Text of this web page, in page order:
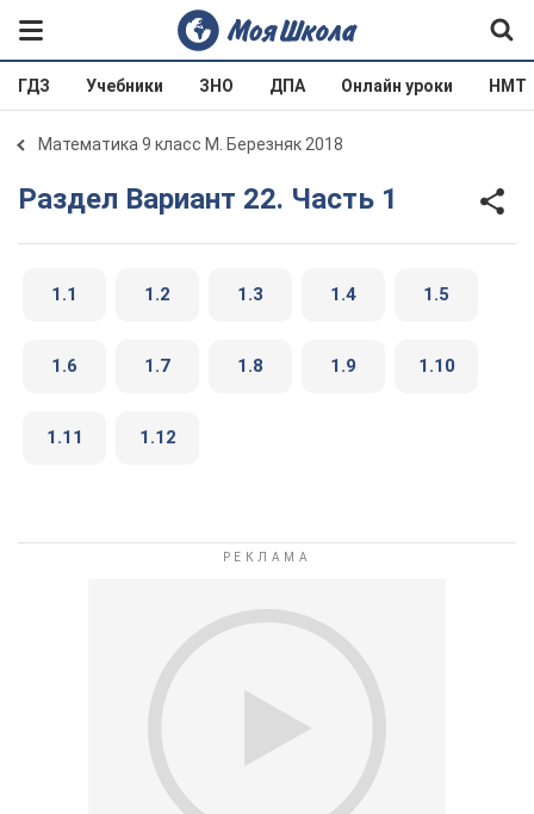
ГДЗ Учебники ЗНО ДПА Онлайн уроки НМТ
Математика 9 класс М. Березняк 2018
Раздел Вариант 22. Часть 1
1.1 1.2 1.3 1.4 1.5
1.6 1.7 1.8 1.9 1.10
1.11 1.12